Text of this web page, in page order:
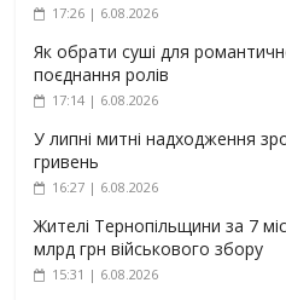
17:26 | 6.08.2026
Як обрати суші для
поєднання ролів
17:14 | 6.08.2026
У липні митні надходження
гривень
16:27 | 6.08.2026
Жителі Тернопільщини за 7
млрд грн військового збору
15:31 | 6.08.2026